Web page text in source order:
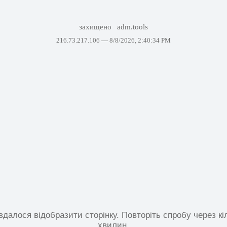
захищено adm.tools
216.73.217.106 — 8/8/2026, 2:40:34 PM
відобразити сторінку. Повторіть спробу через